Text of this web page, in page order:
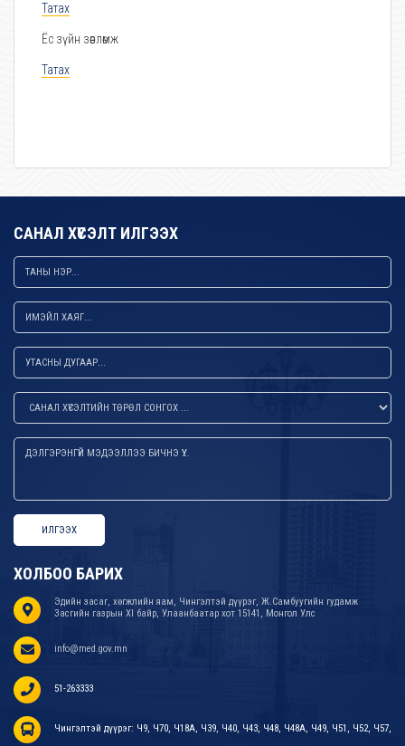
Татах
Ёс зүйн зөвлөмж
Татах
САНАЛ ХҮСЭЛТ ИЛГЭЭХ
ИЛГЭЭХ
ХОЛБОО БАРИХ
Эдийн засаг, хөгжлийн яам, Чингэлтэй дүүрэг, Ж.Самбуугийн гудамж
Засгийн газрын XI байр, Улаанбаатар хот 15141, Монгол Улс
info@med.gov.mn
51-263333
Чингэлтэй дүүрэг: Ч9, Ч70, Ч18А, Ч39, Ч40, Ч43, Ч48, Ч48А, Ч49, Ч51, Ч52, Ч57,